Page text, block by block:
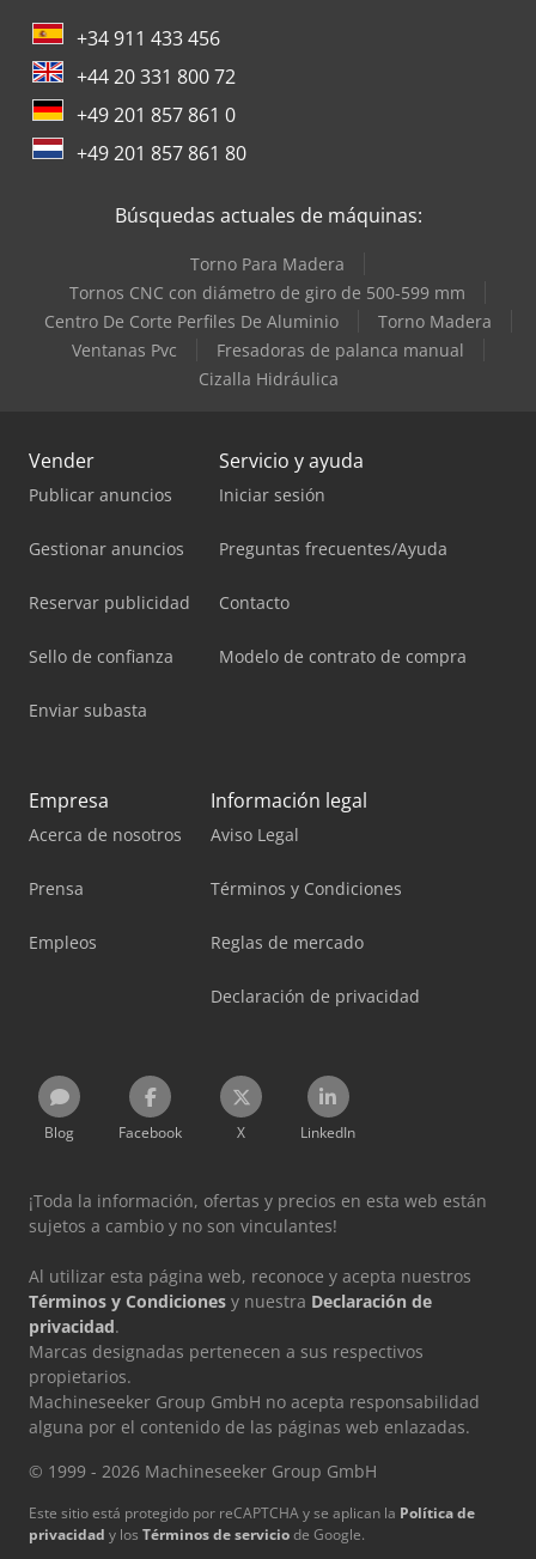
+34 911 433 456
+44 20 331 800 72
+49 201 857 861 0
+49 201 857 861 80
Búsquedas actuales de máquinas:
Torno Para Madera
Tornos CNC con diámetro de giro de 500-599 mm
Centro De Corte Perfiles De Aluminio
Torno Madera
Ventanas Pvc
Fresadoras de palanca manual
Cizalla Hidráulica
Vender
Publicar anuncios
Gestionar anuncios
Reservar publicidad
Sello de confianza
Enviar subasta
Servicio y ayuda
Iniciar sesión
Preguntas frecuentes/Ayuda
Contacto
Modelo de contrato de compra
Empresa
Acerca de nosotros
Prensa
Empleos
Información legal
Aviso Legal
Términos y Condiciones
Reglas de mercado
Declaración de privacidad
Blog Facebook X LinkedIn
¡Toda la información, ofertas y precios en esta web están
sujetos a cambio y no son vinculantes!
Al utilizar esta página web, reconoce y acepta nuestros
Términos y Condiciones y nuestra Declaración de
privacidad.
Marcas designadas pertenecen a sus respectivos
propietarios.
Machineseeker Group GmbH no acepta responsabilidad
alguna por el contenido de las páginas web enlazadas.
© 1999 - 2026 Machineseeker Group GmbH
Este sitio está protegido por reCAPTCHA y se aplican la Política de
privacidad y los Términos de serviciode Google.